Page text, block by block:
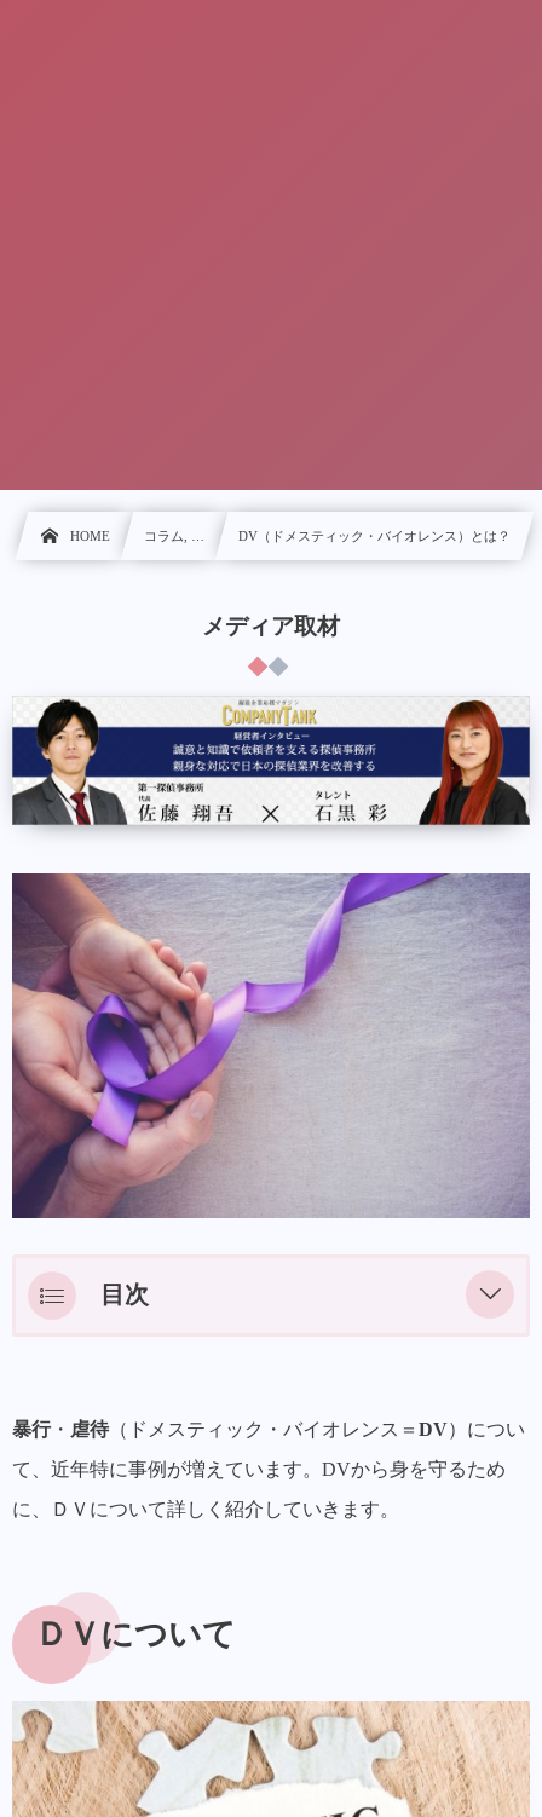
HOME コラム, … DV（ドメスティック・バイオレンス）とは？
メディア取材
目次
身体的暴力
社会的暴力
DVから身を守る5つの保護命令
①接近禁止命令とは？
暴行・ 虐待 （ドメスティック・バイオレンス＝ DV）につい
て、近年特に事例が増えています。DVから身を守るため
に、ＤＶについて詳しく紹介していきます。
ＤＶについて